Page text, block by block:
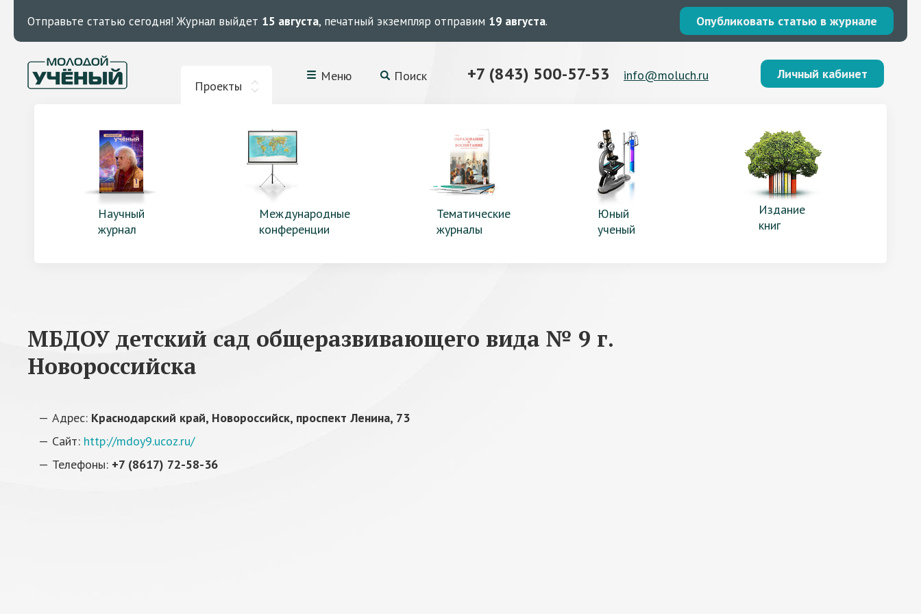
Отправьте статью сегодня! Журнал выйдет 15 августа, печатный экземпляр отправим 19 августа. Опубликовать статью в журнале
Проекты
Меню Поиск +7 (843) 500-57-53 info@moluch.ru Личный кабинет
Научный
журнал
Международные
конференции
Тематические
журналы
Юный
ученый
Издание
книг
МБДОУ детский сад общеразвивающего вида № 9 г.
Новороссийска
Адрес: Краснодарский край, Новороссийск, проспект Ленина, 73
Сайт: http://mdoy9.ucoz.ru/
Телефоны: +7 (8617) 72-58-36